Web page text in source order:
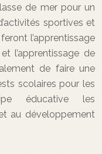
de mer pour un
sportives et
l’apprentissage
l’apprentissage de
de faire une
scolaires pour les
éducative les
au développement